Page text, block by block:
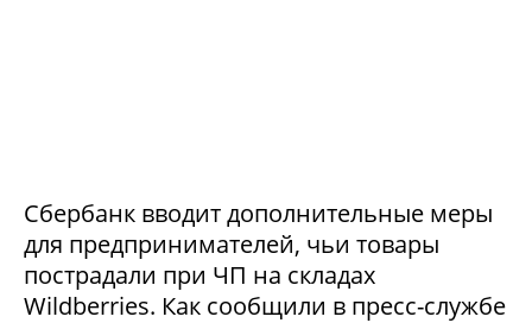
Сбербанк вводит дополнительные меры
для предпринимателей, чьи товары
пострадали при ЧП на складах
Wildberries. Как сообщили в пресс-службе